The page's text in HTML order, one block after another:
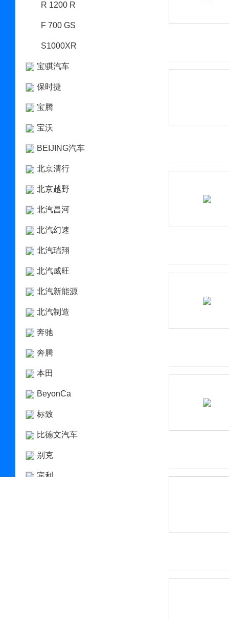
R 1200 R
F 700 GS
S1000XR
宝骐汽车
保时捷
宝腾
宝沃
BEIJING汽车
北京清行
北京越野
北汽昌河
北汽幻速
北汽瑞翔
北汽威旺
北汽新能源
北汽制造
奔驰
奔腾
本田
BeyonCa
标致
比德文汽车
别克
宾利